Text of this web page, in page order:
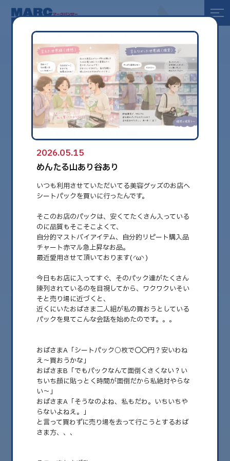
全て
健康
美容
環境
globe
2026.05.15
めんたる山あり谷あり
いつも利用させていただいてる美容グッズのお店へシートパックを買いに行
ったんです。 そこのお店のパ……
2026.05.15
めんたる山あり谷あり
いつも利用させていただいてる美容グッズのお店へ
シートパックを買いに行ったんです。
そこのお店のパックは、安くてたくさん入っている
のに品質もそこそこよくて、
自分的マストバイアイテム、自分的リピート購入品
チャート赤マル急上昇なお品。
最近愛用させて頂いております( ◜ω◝ )
今日もお店に入ってすぐ、そのパック達がたくさん
陳列されているのを目視してから、ワクワクいそい
そと売り場に近づくと、
近くにいたおばさま二人組が私の買おうとしている
パックを見てこんな会話を始めたのです。。。
おばさまA「シートパック○枚で〇〇円？安いわね
え〜買おうかな」
おばさまB「でもパックなんて面倒くさくない？い
ちいち顔に貼っとく時間が面倒だから私絶対やらな
い〜」
おばさまA「そうなのよね、私もだわ。いちいちや
らないよねえ。」
と言って買わずに売り場を去って行こうとするおば
さま方、、、